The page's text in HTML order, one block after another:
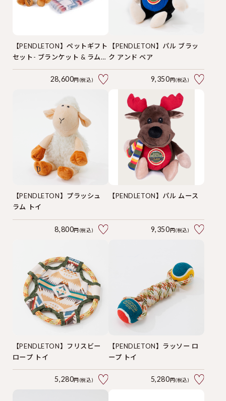
【PENDLETON】ペットギフト
セット- ブランケット & ラム
トイ
28,600円(税込)
【PENDLETON】パル ブラッ
ク アンド ベア
9,350円(税込)
【PENDLETON】プラッシュ
ラム トイ
8,800円(税込)
【PENDLETON】パル ムース
9,350円(税込)
【PENDLETON】フリスビー
ロープ トイ
5,280円(税込)
【PENDLETON】ラッソー ロ
ープ トイ
5,280円(税込)